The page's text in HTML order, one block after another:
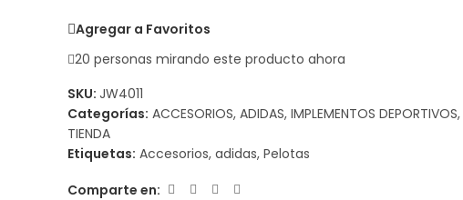
Agregar a Favoritos
20 personas mirando este producto ahora
SKU: JW4011
Categorías: ACCESORIOS, ADIDAS, IMPLEMENTOS DEPORTIVOS,
TIENDA
Etiquetas: Accesorios, adidas, Pelotas
Comparte en: